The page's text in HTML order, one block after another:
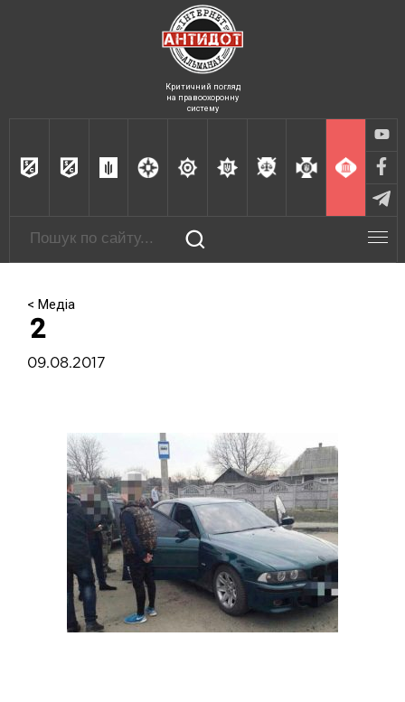
Критичний погляд
на правоохоронну
систему
< Медіа
2
09.08.2017